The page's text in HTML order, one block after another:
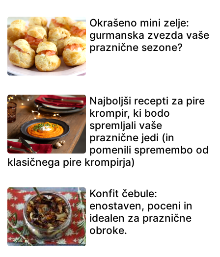
Okrašeno mini zelje:
gurmanska zvezda vaše
praznične sezone?
Najboljši recepti za pire
krompir, ki bodo
spremljali vaše
praznične jedi (in
pomenili spremembo od
klasičnega pire krompirja)
Konfit čebule:
enostaven, poceni in
idealen za praznične
obroke.